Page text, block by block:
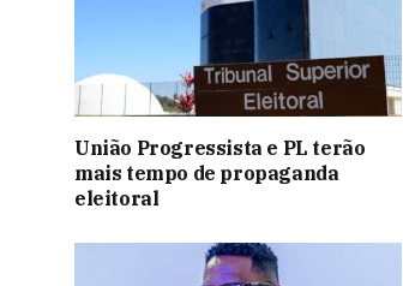
União Progressista e PL terão
mais tempo de propaganda
eleitoral